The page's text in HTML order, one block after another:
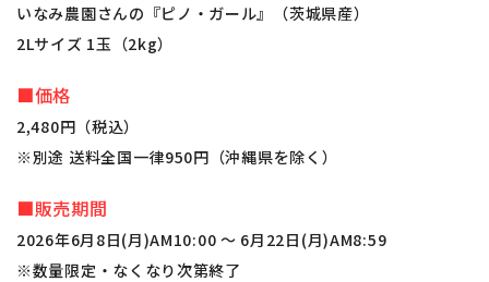
いなみ農園さんの『ピノ・ガール』（茨城県産）
2Lサイズ 1玉（2kg）
■価格
2,480円（税込）
※別途 送料全国一律950円（沖縄県を除く）
■販売期間
2026年6月8日(月)AM10:00 ～ 6月22日(月)AM8:59
※数量限定・なくなり次第終了